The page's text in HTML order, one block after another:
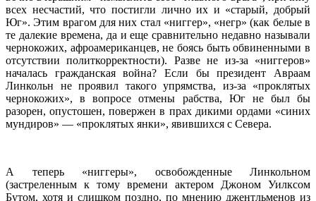
всех несчастий, что постигли лично их и «старый, добрый
Юг». Этим врагом для них стал «ниггер», «негр» (как белые в
те далекие времена, да и еще сравнительно недавно называли
чернокожих, афроамериканцев, не боясь быть обвиненными в
отсутствии политкорректности). Разве не из-за «ниггеров»
началась гражданская война? Если бы президент Авраам
Линкольн не проявил такого упрямства, из-за «проклятых
чернокожих», в вопросе отмены рабства, Юг не был бы
разорен, опустошен, повержен в прах дикими ордами «синих
мундиров» — «проклятых янки», явившихся с Севера.
А теперь «ниггеры», освобожденные Линкольном
(застреленным к тому времени актером Джоном Уилксом
Бутом, хотя и слишком поздно, по мнению джентльменов из